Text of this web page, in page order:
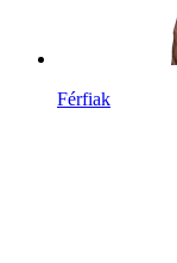
Férfiak